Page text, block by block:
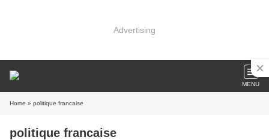
Advertising
MENU
Home » politique francaise
politique francaise